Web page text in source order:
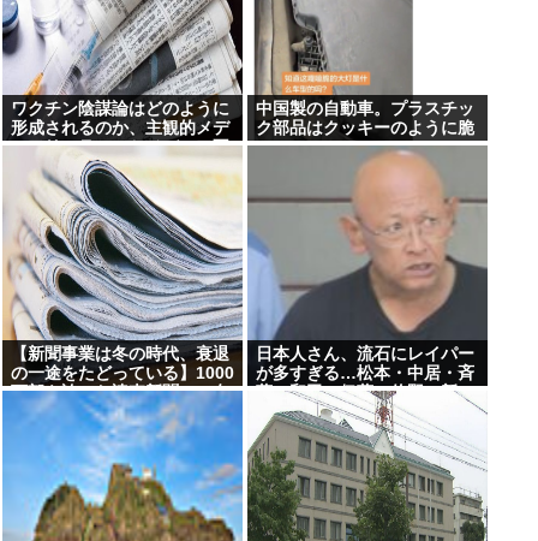
ワクチン陰謀論はどのように
形成されるのか、主観的メデ
ィアリテラシーとメディア不
信「ワクチンにマイクロチッ
プが埋め込まれている」
中国製の自動車。プラスチッ
ク部品はクッキーのように脆
い
【新聞事業は冬の時代、衰退
の一途をたどっている】1000
万部を誇った読売新聞、15年
で部数半減の衝撃
日本人さん、流石にレイパー
が多すぎる…松本・中居・斉
藤・和田・伊藤・佐野・新
井・ボビーオロゴンetc…